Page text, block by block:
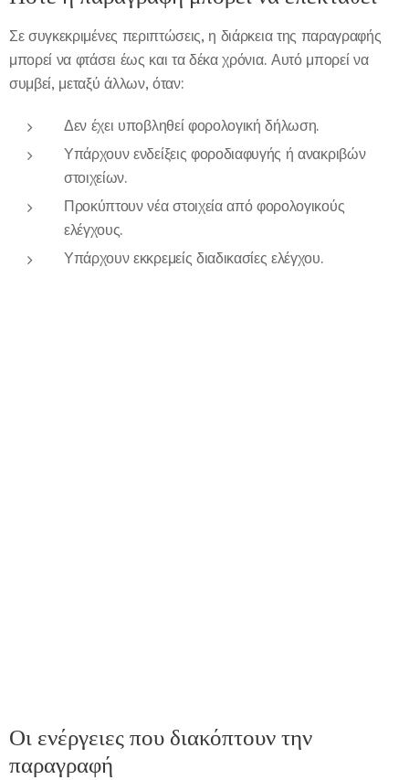
Σε συγκεκριμένες περιπτώσεις, η διάρκεια της παραγραφής
μπορεί να φτάσει έως και τα δέκα χρόνια. Αυτό μπορεί να
συμβεί, μεταξύ άλλων, όταν:
Δεν έχει υποβληθεί φορολογική δήλωση.
Υπάρχουν ενδείξεις φοροδιαφυγής ή ανακριβών
στοιχείων.
Προκύπτουν νέα στοιχεία από φορολογικούς
ελέγχους.
Υπάρχουν εκκρεμείς διαδικασίες ελέγχου.
Οι ενέργειες που διακόπτουν την
παραγραφή